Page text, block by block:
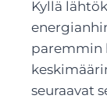
Kyllä
paremmin
seuraavat